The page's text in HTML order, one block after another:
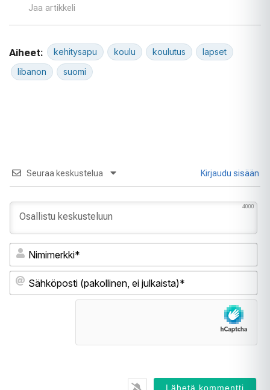
Jaa artikkeli
Aiheet: kehitysapu koulu koulutus
lapset
libanon
suomi
Seuraa keskustelua Kirjaudu sisään
4000
ei